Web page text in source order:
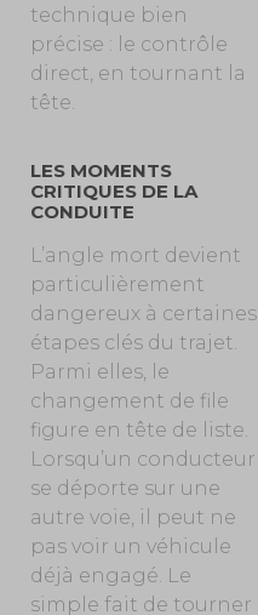
technique bien
précise : le contrôle
direct, en tournant la
tête.
LES MOMENTS
CRITIQUES DE LA
CONDUITE
L’angle mort devient
particulièrement
dangereux à certaines
étapes clés du trajet.
Parmi elles, le
changement de file
figure en tête de liste.
Lorsqu’un conducteur
se déporte sur une
autre voie, il peut ne
pas voir un véhicule
déjà engagé. Le
simple fait de tourner